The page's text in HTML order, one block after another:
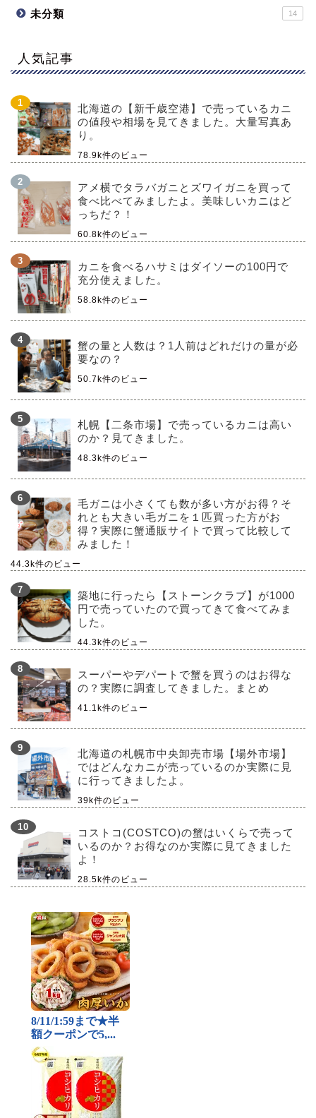
未分類 14
人気記事
北海道の【新千歳空港】で売っているカニ
の値段や相場を見てきました。大量写真あ
り。
78.9k件のビュー
アメ横でタラバガニとズワイガニを買って
食べ比べてみましたよ。美味しいカニはど
っちだ？！
60.8k件のビュー
カニを食べるハサミはダイソーの100円で
充分使えました。
58.8k件のビュー
蟹の量と人数は？1人前はどれだけの量が必
要なの？
50.7k件のビュー
札幌【二条市場】で売っているカニは高い
のか？見てきました。
48.3k件のビュー
毛ガニは小さくても数が多い方がお得？そ
れとも大きい毛ガニを１匹買った方がお
得？実際に蟹通販サイトで買って比較して
みました！
44.3k件のビュー
築地に行ったら【ストーンクラブ】が1000
円で売っていたので買ってきて食べてみま
した。
44.3k件のビュー
スーパーやデパートで蟹を買うのはお得な
の？実際に調査してきました。まとめ
41.1k件のビュー
北海道の札幌市中央卸売市場【場外市場】
ではどんなカニが売っているのか実際に見
に行ってきましたよ。
39k件のビュー
コストコ(COSTCO)の蟹はいくらで売って
いるのか？お得なのか実際に見てきました
よ！
28.5k件のビュー